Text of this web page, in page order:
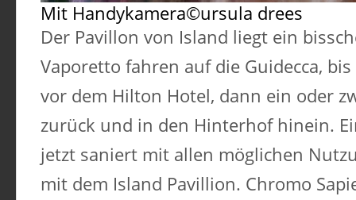
Mit Handykamera©ursula drees
Der Pavillon von Island liegt ein
Vaporetto fahren auf die Guidecca,
vor dem Hilton Hotel, dann ein oder
zurück und in den Hinterhof hinein.
jetzt saniert mit allen möglichen
mit dem Island Pavillion. Chromo